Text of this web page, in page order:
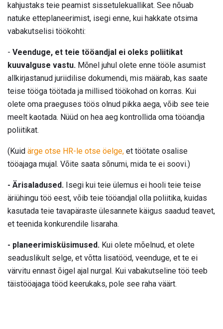
kahjustaks teie peamist sissetulekuallikat. See nõuab
natuke etteplaneerimist, isegi enne, kui hakkate otsima
vabakutselisi töökohti:
- Veenduge, et teie tööandjal ei oleks poliitikat
kuuvalguse vastu. Mõnel juhul olete enne tööle asumist
allkirjastanud juriidilise dokumendi, mis määrab, kas saate
teise tööga töötada ja millised töökohad on korras. Kui
olete oma praeguses töös olnud pikka aega, võib see teie
meelt kaotada. Nüüd on hea aeg kontrollida oma tööandja
poliitikat.
(Kuid ärge otse HR-le otse öelge, et töötate osalise
tööajaga mujal. Võite saata sõnumi, mida te ei soovi.)
- Ärisaladused. Isegi kui teie ülemus ei hooli teie teise
äriühingu töö eest, võib teie tööandjal olla poliitika, kuidas
kasutada teie tavapäraste ülesannete käigus saadud teavet,
et teenida konkurendile lisaraha.
- planeerimisküsimused. Kui olete mõelnud, et olete
seaduslikult selge, et võtta lisatööd, veenduge, et te ei
värvitu ennast õigel ajal nurgal. Kui vabakutseline töö teeb
täistööajaga tööd keerukaks, pole see raha väärt.